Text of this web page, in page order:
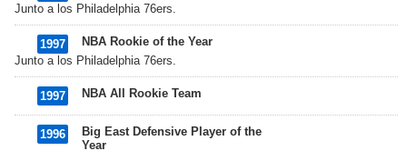
Junto a los Philadelphia 76ers.
1997
NBA Rookie of the Year
Junto a los Philadelphia 76ers.
1997 NBA All Rookie Team
1996
Big East Defensive Player of the
Year